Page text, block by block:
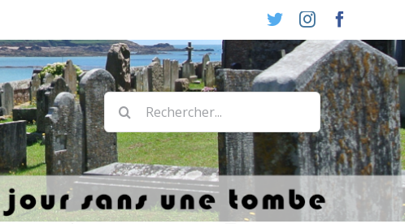
TwitterInstagram
Rechercher: